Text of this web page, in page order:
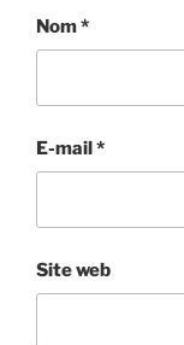
Nom*
E-mail*
Site web